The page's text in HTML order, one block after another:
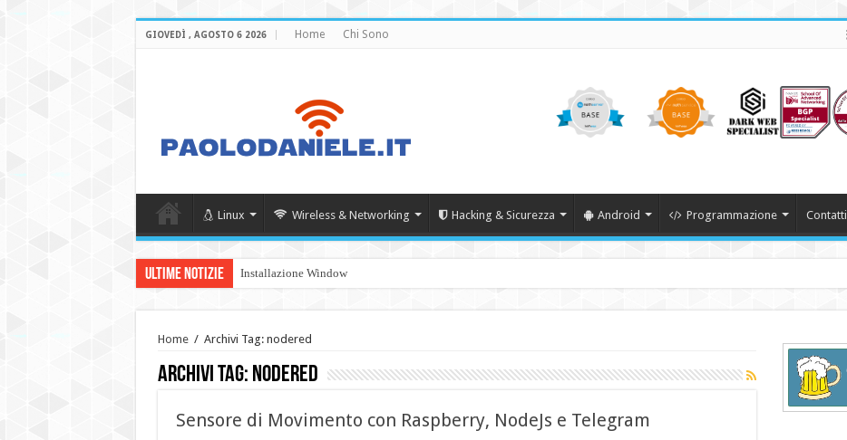
GIOVEDÌ , AGOSTO 6 2026 Home Chi Sono
Linux Wireless & Networking Hacking & Sicurezza Android Programmazione Contatti
Ultime Notizie Installazione Windows Server 2022
Home / Archivi Tag: nodered
Archivi Tag: nodered
Sensore di Movimento con Raspberry, NodeJs e Telegram